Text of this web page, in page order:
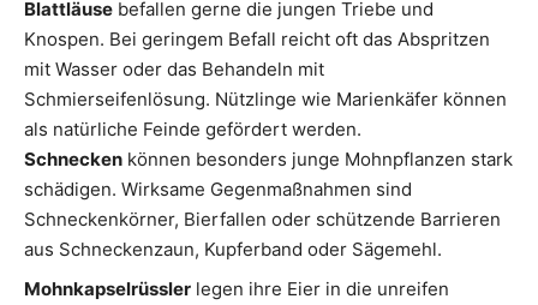
Blattläuse befallen gerne die jungen Triebe und
Knospen. Bei geringem Befall reicht oft das Abspritzen
mit Wasser oder das Behandeln mit
Schmierseifenlösung. Nützlinge wie Marienkäfer können
als natürliche Feinde gefördert werden.
Schnecken können besonders junge Mohnpflanzen stark
schädigen. Wirksame Gegenmaßnahmen sind
Schneckenkörner, Bierfallen oder schützende Barrieren
aus Schneckenzaun, Kupferband oder Sägemehl.
Mohnkapselrüssler legen ihre Eier in die unreifen